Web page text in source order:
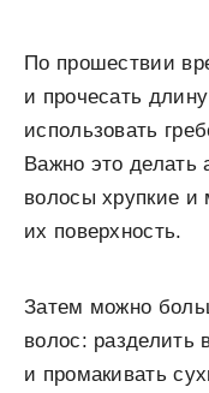
По прошествии
и прочесать
использовать
Важно это делать
волосы хрупкие и
их поверхность.
Затем можно
волос: разделить
и промакивать